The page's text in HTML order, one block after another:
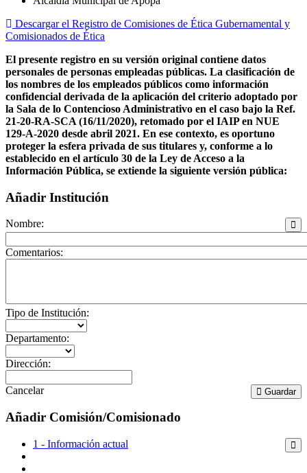
Descargar el Registro de Comisiones de Ética Gubernamental y
Comisionados de Ética
El presente registro en su versión original contiene datos
personales de personas empleadas públicas. La clasificación de
los nombres de los empleados públicos como información
confidencial derivada de la aplicación del criterio adoptado por
la Sala de lo Contencioso Administrativo en el caso bajo la Ref.
21-20-RA-SCA (16/11/2020), retomado por el IAIP en NUE
129-A-2020 desde abril 2021. En ese contexto, es oportuno
proteger la esfera privada de sus titulares y, conforme a lo
establecido en el artículo 30 de la Ley de Acceso a la
Información Pública, se extiende la siguiente versión pública:
Añadir Institución
Nombre:
Comentarios:
Tipo de Institución:
Departamento:
Dirección:
Cancelar Guardar
Añadir Comisión/Comisionado
1 - Información actual